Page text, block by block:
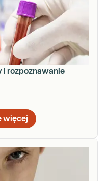
i rozpoznawanie
więcej